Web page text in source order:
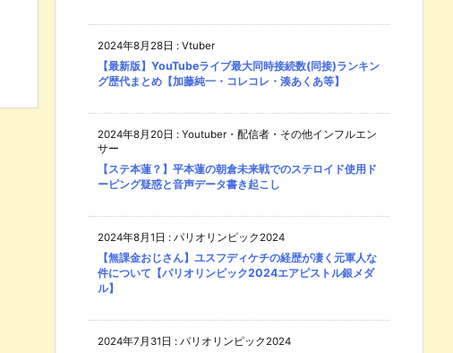
2024年8月28日 : Vtuber
【最新版】YouTubeライブ最大同時接続数(同接)ランキン
グ歴代まとめ【加藤純一・コレコレ・湊あくあ等】
2024年8月20日 : Youtuber・配信者・その他インフルエン
サー
【ステ本蓮？】平本蓮の朝倉未来戦でのステロイド使用ド
ーピング疑惑と音声データ書き起こし
2024年8月1日 : パリオリンピック2024
【無課金おじさん】ユスフディケチの経歴が凄く元軍人な
件について【パリオリンピック2024エアピストル銀メダ
ル】
2024年7月31日 : パリオリンピック2024